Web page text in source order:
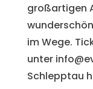
großartigen
im Wege.
unter
Schlepptau